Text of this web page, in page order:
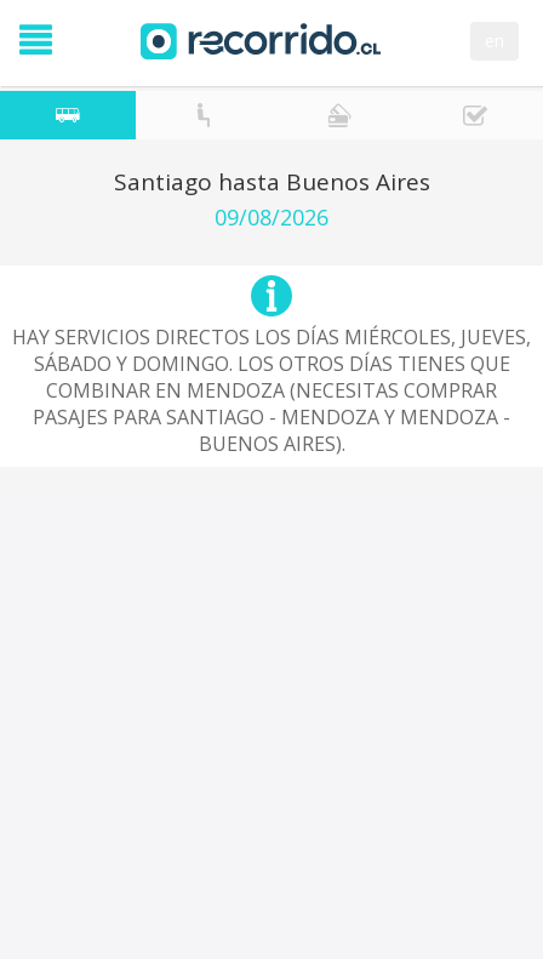
Santiago hasta Buenos Aires
09/08/2026
HAY SERVICIOS DIRECTOS LOS DÍAS MIÉRCOLES, JUEVES,
SÁBADO Y DOMINGO. LOS OTROS DÍAS TIENES QUE
COMBINAR EN MENDOZA (NECESITAS COMPRAR
PASAJES PARA SANTIAGO - MENDOZA Y MENDOZA -
BUENOS AIRES).